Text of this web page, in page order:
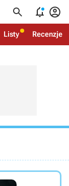
  
Listy Recenzje